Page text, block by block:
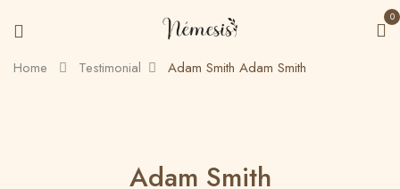
0
Home Testimonial Adam Smith Adam Smith
Adam Smith